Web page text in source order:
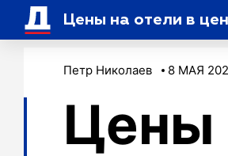
Цены на отели в
Петр Николаев 8 МАЯ
Цены